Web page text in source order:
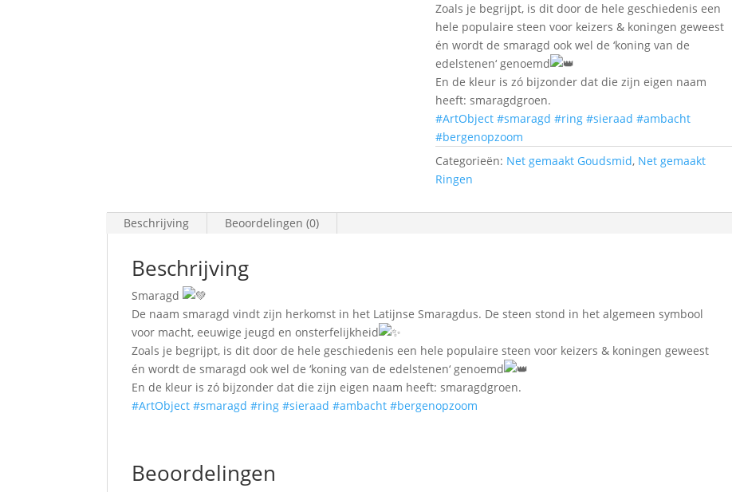
Zoals je begrijpt, is dit door de hele geschiedenis een
hele populaire steen voor keizers & koningen geweest
én wordt de smaragd ook wel de ‘koning van de
edelstenen‘ genoemd
En de kleur is zó bijzonder dat die zijn eigen naam
heeft: smaragdgroen.
#ArtObject #smaragd #ring #sieraad #ambacht
#bergenopzoom
Categorieën: Net gemaakt Goudsmid, Net gemaakt
Ringen
Beschrijving Beoordelingen (0)
Beschrijving
Smaragd
De naam smaragd vindt zijn herkomst in het Latijnse Smaragdus. De steen stond in het algemeen symbool
voor macht, eeuwige jeugd en onsterfelijkheid
Zoals je begrijpt, is dit door de hele geschiedenis een hele populaire steen voor keizers & koningen geweest
én wordt de smaragd ook wel de ‘koning van de edelstenen‘ genoemd
En de kleur is zó bijzonder dat die zijn eigen naam heeft: smaragdgroen.
#ArtObject #smaragd #ring #sieraad #ambacht #bergenopzoom
Beoordelingen